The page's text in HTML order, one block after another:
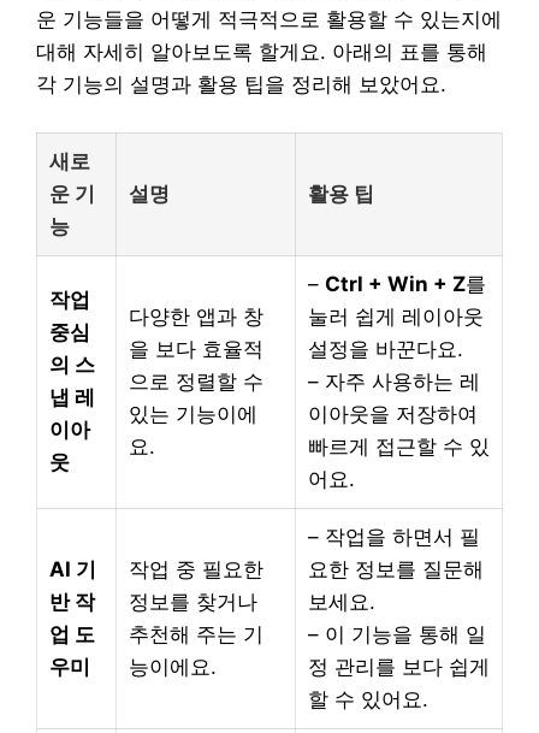
운 기능들을 어떻게 적극적으로 활용할 수 있는지에
대해 자세히 알아보도록 할게요. 아래의 표를 통해
각 기능의 설명과 활용 팁을 정리해 보았어요.
새로
운 기
능
설명 활용 팁
작업
중심
의 스
냅 레
이아
웃
다양한 앱과 창
을 보다 효율적
으로 정렬할 수
있는 기능이에
요.
– Ctrl + Win + Z를
눌러 쉽게 레이아웃
설정을 바꾼다요.
– 자주 사용하는 레
이아웃을 저장하여
빠르게 접근할 수 있
어요.
AI 기
반 작
업 도
우미
작업 중 필요한
정보를 찾거나
추천해 주는 기
능이에요.
– 작업을 하면서 필
요한 정보를 질문해
보세요.
– 이 기능을 통해 일
정 관리를 보다 쉽게
할 수 있어요.